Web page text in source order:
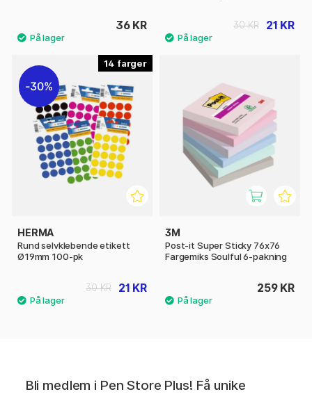
36 KR 21 KR
30 KR
14
30%
HERMA
Rund selvklebende etikett
Ø19mm 100-pk
21 KR
30 KR
3M
Post-it Super Sticky 76x76
Fargemiks Soulful 6-pakning
259 KR
Bli medlem i Pen Store Plus! Få unike